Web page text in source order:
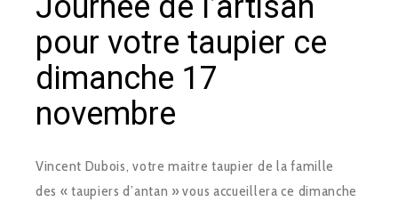
pour votre taupier ce
dimanche 17
novembre
Vincent Dubois, votre maitre taupier de la famille
des « taupiers d’antan » vous accueillera ce dimanche